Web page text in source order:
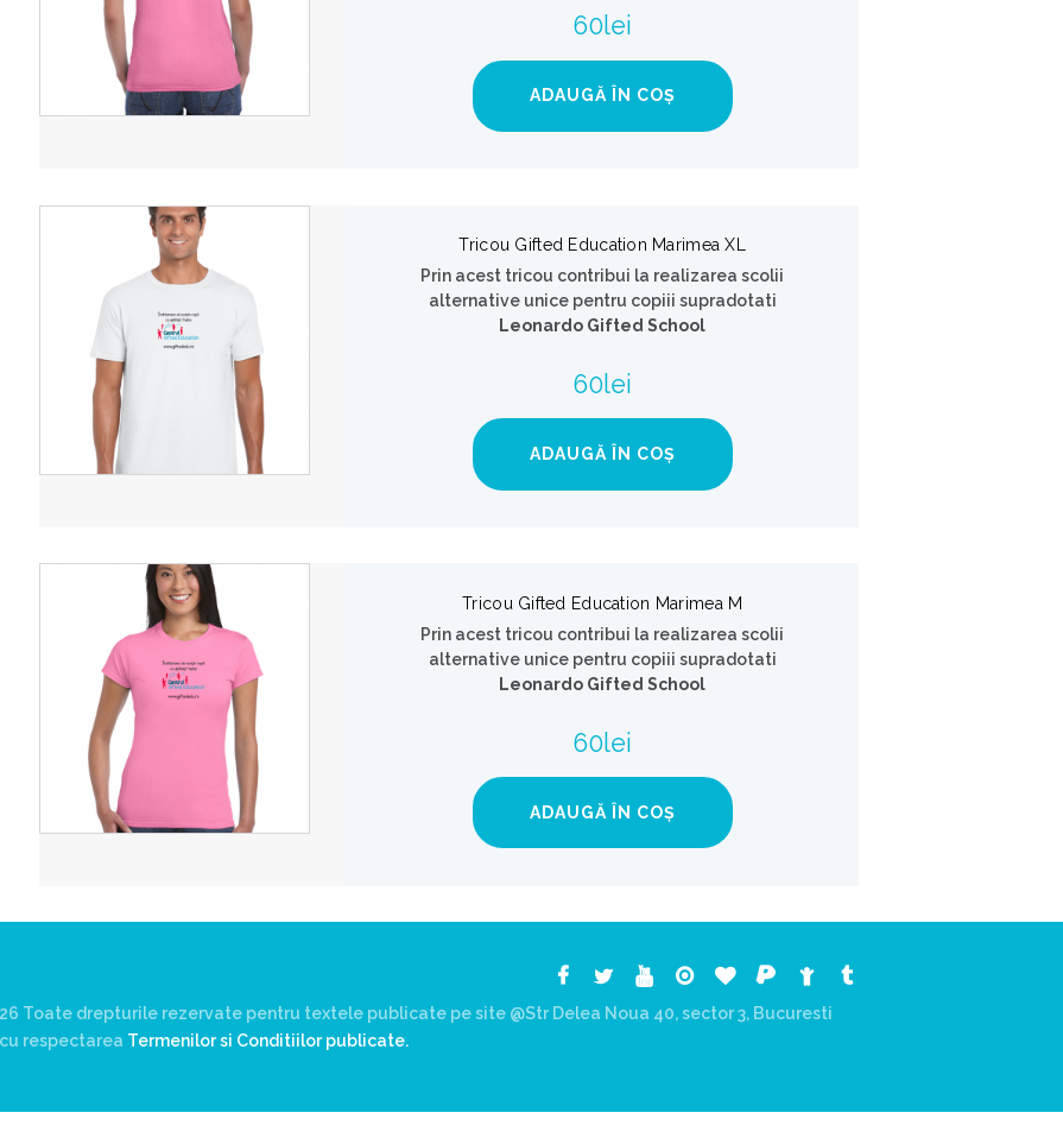
60lei
ADAUGĂ ÎN COȘ
Tricou Gifted Education Marimea XL
Prin acest tricou contribui la realizarea scolii
alternative unice pentru copiii supradotati
Leonardo Gifted School
60lei
ADAUGĂ ÎN COȘ
Tricou Gifted Education Marimea M
Prin acest tricou contribui la realizarea scolii
alternative unice pentru copiii supradotati
Leonardo Gifted School
60lei
ADAUGĂ ÎN COȘ
Toate drepturile rezervate pentru textele publicate pe site @Str Delea Noua 40, sector 3, Bucuresti
respectarea Termenilor si Conditiilor publicate.